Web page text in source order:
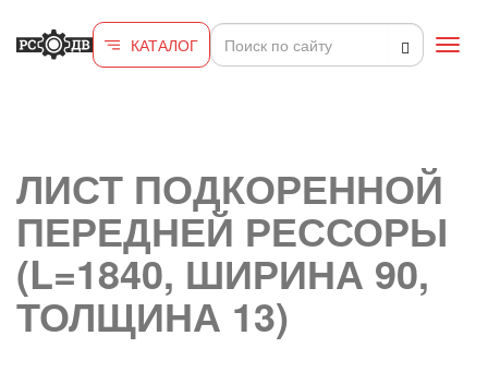
КАТАЛОГ
ЛИСТ ПОДКОРЕННОЙ
ПЕРЕДНЕЙ РЕССОРЫ
(L=1840, ШИРИНА 90,
ТОЛЩИНА 13)